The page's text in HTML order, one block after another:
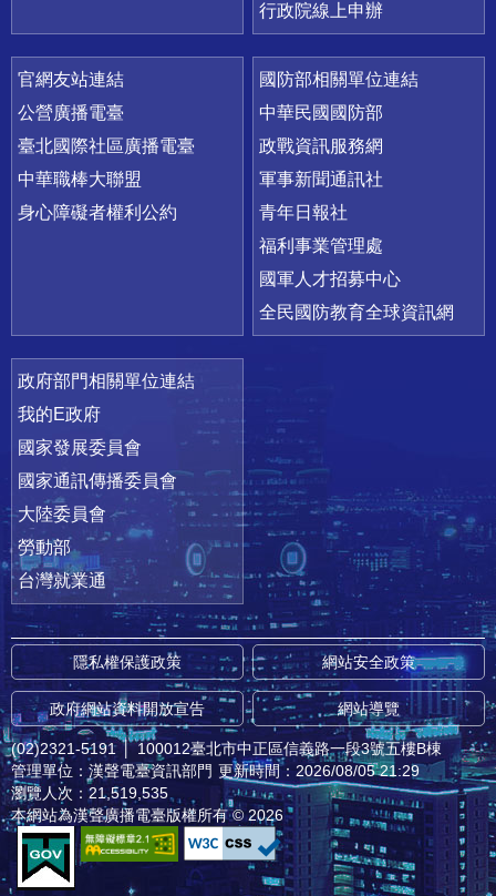
行政院線上申辦
官網友站連結
公營廣播電臺
臺北國際社區廣播電臺
中華職棒大聯盟
身心障礙者權利公約
國防部相關單位連結
中華民國國防部
政戰資訊服務網
軍事新聞通訊社
青年日報社
福利事業管理處
國軍人才招募中心
全民國防教育全球資訊網
政府部門相關單位連結
我的E政府
國家發展委員會
國家通訊傳播委員會
大陸委員會
勞動部
台灣就業通
隱私權保護政策 網站安全政策
政府網站資料開放宣告 網站導覽
(02)2321-5191 │ 100012臺北市中正區信義路一段3號五樓B棟
管理單位：漢聲電臺資訊部門 更新時間：2026/08/05 21:29
瀏覽人次：21,519,535
本網站為漢聲廣播電臺版權所有 © 2026